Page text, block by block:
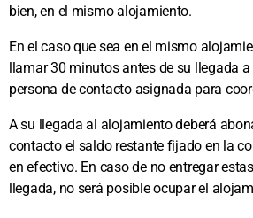
bien, en el mismo alojamiento.
En el caso que sea en el mismo
llamar 30 minutos antes de su llegada a
persona de contacto asignada para
A su llegada al alojamiento deberá
contacto el saldo restante fijado en la
en efectivo. En caso de no entregar
llegada, no será posible ocupar el